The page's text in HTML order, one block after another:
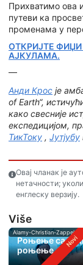
Прихватимо ова
путеви ка
променама у
ОТКРИЈТЕ
АЈКУЛАМА.
—
Анди Крос је
of Earth“,
како свесније
експедицијом,
ТикТоку , Јутјубу
Овај чланак је
нетачности;
енглеску верзију.
Više
Alamy-Christian-Zappel
Роњење са
роњење